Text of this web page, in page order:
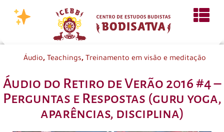
Áudio, Teachings, Treinamento em visão e meditação
Áudio do Retiro de Verão 2016 #4 –
Perguntas e Respostas (guru yoga,
aparências, disciplina)